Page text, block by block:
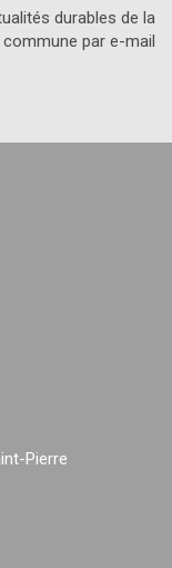
durables de la
commune par e-mail
Pierre